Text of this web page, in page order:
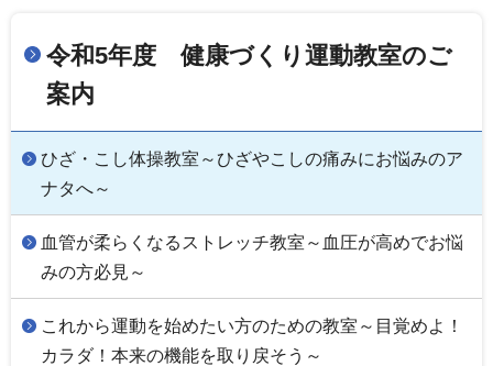
令和5年度 健康づくり運動教室のご
案内
ひざ・こし体操教室～ひざやこしの痛みにお悩みのア
ナタへ～
血管が柔らくなるストレッチ教室～血圧が高めでお悩
みの方必見～
これから運動を始めたい方のための教室～目覚めよ！
カラダ！本来の機能を取り戻そう～